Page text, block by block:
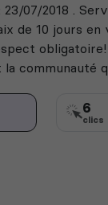
07/2018 .
de 10 jours en
communauté
6
clics